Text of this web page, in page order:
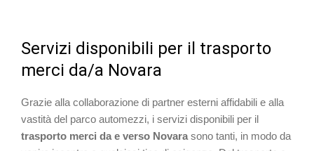
Servizi disponibili per il trasporto
merci da/a Novara
Grazie alla collaborazione di partner esterni affidabili e alla
vastità del parco automezzi, i servizi disponibili per il
trasporto merci da e verso Novara sono tanti, in modo da